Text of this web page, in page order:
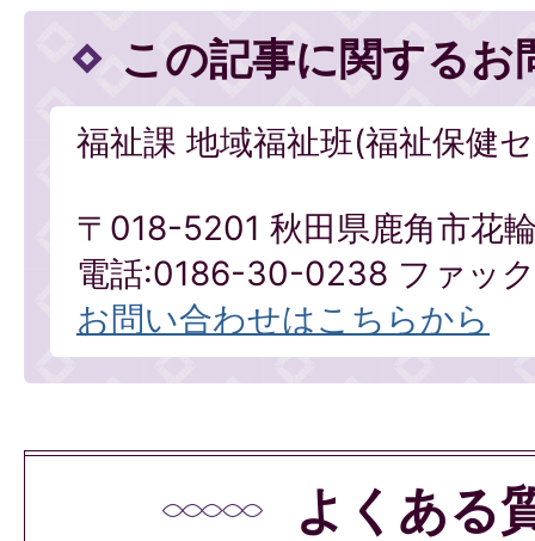
この記事に関するお
福祉課 地域福祉班(福祉保健
〒018-5201 秋田県鹿角市花
電話:0186-30-0238 ファッ
お問い合わせはこちらから
よくある